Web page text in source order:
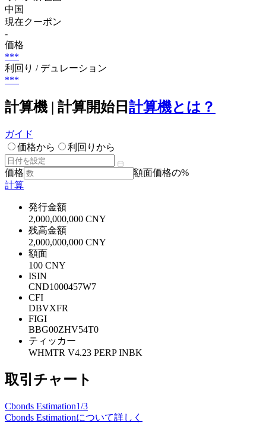
中国
現在クーポン
-
価格
***
利回り / デュレーション
***
計算機 | 計算開始日 計算機とは？
ガイド
価格から
利回りから
価格
額面価格の%
計算
発行金額
2,000,000,000 CNY
残高金額
2,000,000,000 CNY
額面
100 CNY
ISIN
CND1000457W7
CFI
DBVXFR
FIGI
BBG00ZHV54T0
ティッカー
WHMTR V4.23 PERP INBK
取引チャート
Cbonds Estimation1/3
Cbonds Estimationについて詳しく